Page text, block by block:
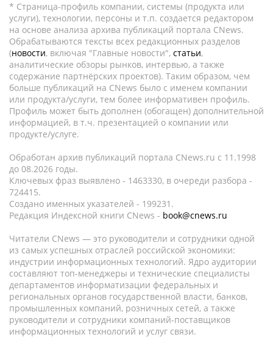
* Страница-профиль компании, системы (продукта или
услуги), технологии, персоны и т.п. создается редактором
на основе анализа архива публикаций портала CNews.
Обрабатываются тексты всех редакционных разделов
(новости, включая "Главные новости", статьи,
аналитические обзоры рынков, интервью, а также
содержание партнёрских проектов). Таким образом, чем
больше публикаций на CNews было с именем компании
или продукта/услуги, тем более информативен профиль.
Профиль может быть дополнен (обогащен) дополнительной
информацией, в т.ч. презентацией о компании или
продукте/услуге.
Обработан архив публикаций портала CNews.ru c 11.1998
до 08.2026 годы.
Ключевых фраз выявлено - 1463330, в очереди разбора -
724415.
Создано именных указателей - 199231.
Редакция Индексной книги CNews - book@cnews.ru
Читатели CNews — это руководители и сотрудники одной
из самых успешных отраслей российской экономики:
индустрии информационных технологий. Ядро аудитории
составляют топ-менеджеры и технические специалисты
департаментов информатизации федеральных и
региональных органов государственной власти, банков,
промышленных компаний, розничных сетей, а также
руководители и сотрудники компаний-поставщиков
информационных технологий и услуг связи.